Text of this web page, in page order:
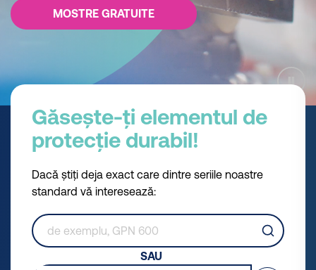
MOSTRE GRATUITE
Găsește-ți elementul de
protecție durabil!
Dacă știți deja exact care dintre seriile noastre
standard vă interesează:
SAU